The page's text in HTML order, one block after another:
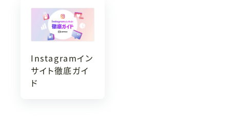
Instagramイン
サイト徹底ガイ
ド